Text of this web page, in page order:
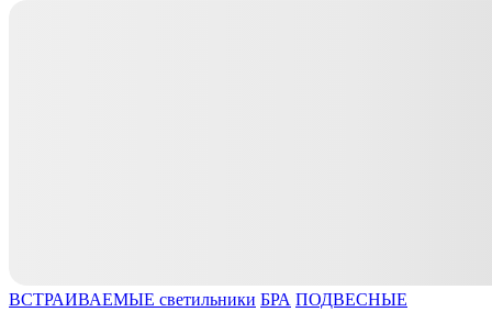
ВСТРАИВАЕМЫЕ светильники БРА ПОДВЕСНЫЕ